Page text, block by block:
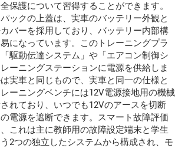
保護について習得することができます。
ックの上蓋は、実車のバッテリー外観と
バーを採用しており、バッテリー内部構
になっています。このトレーニングプラ
駆動伝達システム」や「エアコン制御シ
ーニングステーションに電源を供給しま
実車と同じもので、実車と同一の仕様と
ーニングベンチには12V電源接地用の機械
れており、いつでも12Vのアースを切断
電源を遮断できます。スマート故障評価
これは主に教師用の故障設定端末と学生
2つの独立したシステムから構成され、モ